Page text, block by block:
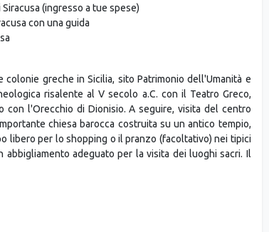
(ingresso a tue spese)
con una guida
greche in Sicilia, sito Patrimonio dell'Umanità e
risalente al V secolo a.C. con il Teatro Greco,
con l'Orecchio di Dionisio. A seguire, visita del centro
chiesa barocca costruita su un antico tempio,
libero per lo shopping o il pranzo (facoltativo) nei tipici
adeguato per la visita dei luoghi sacri. Il